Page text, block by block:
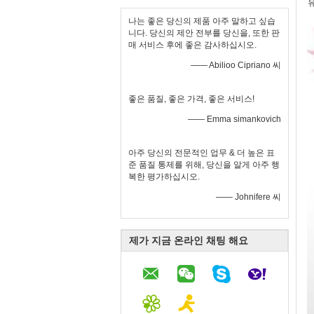
나는 좋은 당신의 제품 아주 말하고 싶습
니다. 당신의 제안 전부를 당신을, 또한 판
매 서비스 후에 좋은 감사하십시오.
—— Abilioo Cipriano 씨
좋은 품질, 좋은 가격, 좋은 서비스!
—— Emma simankovich
아주 당신의 전문적인 업무 & 더 높은 표
준 품질 통제를 위해, 당신을 알게 아주 행
복한 평가하십시오.
—— Johnifere 씨
제가 지금 온라인 채팅 해요